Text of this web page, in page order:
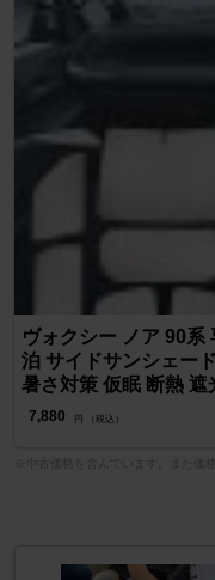
ヴォクシー ノア 90系
泊 サイドサンシェー
暑さ対策 仮眠 断熱 遮
7,880 円 （税込）